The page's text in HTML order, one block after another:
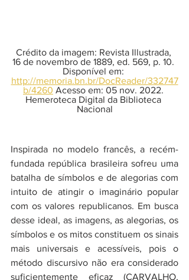
Crédito da imagem: Revista Illustrada,
16 de novembro de 1889, ed. 569, p. 10.
Disponível em:
http://memoria.bn.br/DocReader/332747
b/4260 Acesso em: 05 nov. 2022.
Hemeroteca Digital da Biblioteca
Nacional
Inspirada no modelo francês, a recém-
fundada república brasileira sofreu uma
batalha de símbolos e de alegorias com
intuito de atingir o imaginário popular
com os valores republicanos. Em busca
desse ideal, as imagens, as alegorias, os
símbolos e os mitos constituem os sinais
mais universais e acessíveis, pois o
método discursivo não era considerado
suficientemente eficaz (CARVALHO,